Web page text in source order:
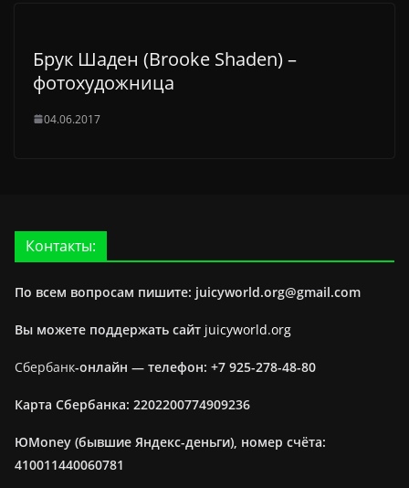
Брук Шаден (Brooke Shaden) –
фотохудожница
04.06.2017
Контакты:
По всем вопросам пишите: juicyworld.org@gmail.com
Вы можете поддержать сайт juicyworld.org
Сбербанк-онлайн — телефон: +7 925-278-48-80
Карта Сбербанка: 2202200774909236
ЮMoney (бывшие Яндекс-деньги), номер счёта:
410011440060781